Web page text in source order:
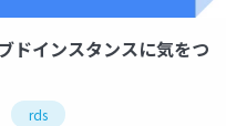
ドインスタンスに気をつ
rds